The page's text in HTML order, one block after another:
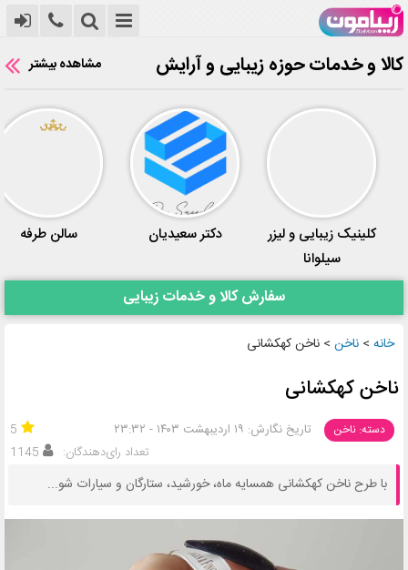
کالا و خدمات حوزه زیبایی و آرایش مشاهده بیشتر
کلینیک زیبایی و لیزر
سیلوانا
دکتر سعیدیان سالن طرفه
سفارش کالا و خدمات زیبایی
خانه > ناخن > ناخن کهکشانی
ناخن کهکشانی
دسته: ناخن تاریخ نگارش: ۱۹ اردیبهشت ۱۴۰۳ - ۲۳:۳۲
5
تعداد رای‌دهندگان:
1145
با طرح ناخن کهکشانی همسایه ماه، خورشید، ستارگان و سیارات شو...